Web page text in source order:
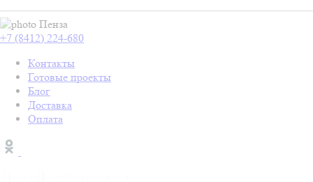
Пенза
+7 (8412) 224-680
Контакты
Готовые проекты
Блог
Доставка
Оплата